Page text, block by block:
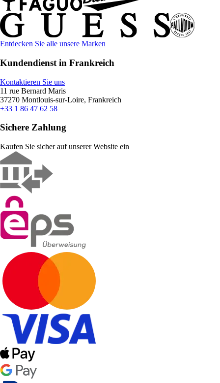
Entdecken Sie alle unsere Marken
Kundendienst in Frankreich
Kontaktieren Sie uns
11 rue Bernard Maris
37270 Montlouis-sur-Loire, Frankreich
+33 1 86 47 62 58
Sichere Zahlung
Kaufen Sie sicher auf unserer Website ein